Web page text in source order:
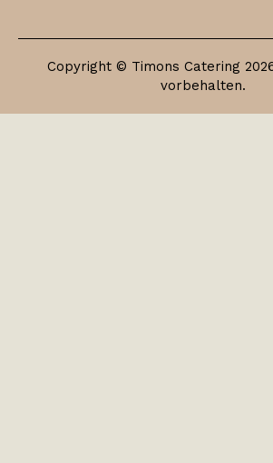
Copyright © Timons Catering
vorbehalten.